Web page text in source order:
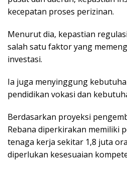
kecepatan proses perizinan.
Menurut dia, kepastian
salah satu faktor yang
investasi.
Ia juga menyinggung
pendidikan vokasi dan
Berdasarkan proyeksi
Rebana diperkirakan memiliki
tenaga kerja sekitar 1,8 juta
diperlukan kesesuaian